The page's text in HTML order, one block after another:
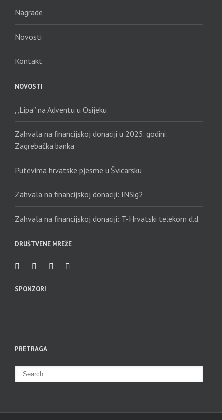
Nagrade
Novosti
Kontakt
NOVOSTI
,,Lipa” na Adventu u Osijeku
Zahvala na financijskoj donaciji u 2025. godini:
Zagrebačka banka
Putevima hrvatske pjesme u Švicarsku
Zahvala na financijskoj donaciji: INSig2
Zahvala na financijskoj donaciji: T-Hrvatski telekom d.d.
DRUŠTVENE MREŽE
SPONZORI
PRETRAGA